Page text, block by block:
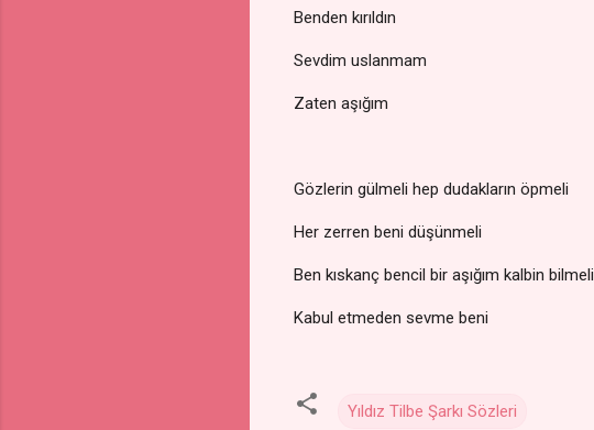
Benden kırıldın
Sevdim uslanmam
Zaten aşığım
Gözlerin gülmeli hep dudakların öpmeli
Her zerren beni düşünmeli
Ben kıskanç bencil bir aşığım kalbin bilmeli
Kabul etmeden sevme beni
Yıldız Tilbe Şarkı Sözleri